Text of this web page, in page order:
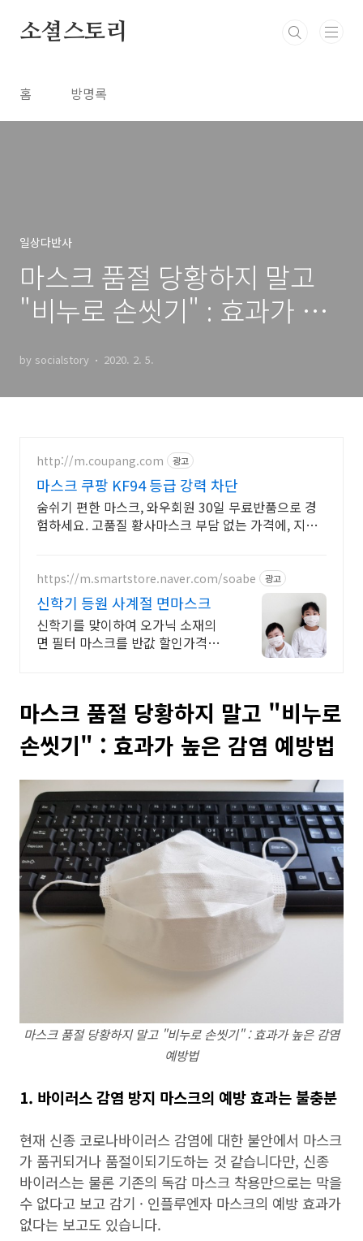
소셜스토리
홈 방명록
일상다반사
마스크 품절 당황하지 말고
"비누로 손씻기" : 효과가 높
by socialstory 2020. 2. 5.
http://m.coupang.com 광고
마스크 쿠팡 KF94 등급 강력 차단
숨쉬기 편한 마스크, 와우회원 30일 무료반품으로 경
험하세요. 고품질 황사마스크 부담 없는 가격에, 지금
https://m.smartstore.naver.com/soabe 광고
신학기 등원 사계절 면마스크
신학기를 맞이하여 오가닉 소재의
면 필터 마스크를 반값 할인가격으
마스크 품절 당황하지 말고 "비누로
손씻기" : 효과가 높은 감염 예방법
마스크 품절 당황하지 말고 "비누로 손씻기" : 효과가 높은 감염
예방법
1. 바이러스 감염 방지 마스크의 예방 효과는 불충분
현재 신종 코로나바이러스 감염에 대한 불안에서 마스크
가 품귀되거나 품절이되기도하는 것 같습니다만, 신종
바이러스는 물론 기존의 독감 마스크 착용만으로는 막을
수 없다고 보고 감기 · 인플루엔자 마스크의 예방 효과가
없다는 보고도 있습니다.